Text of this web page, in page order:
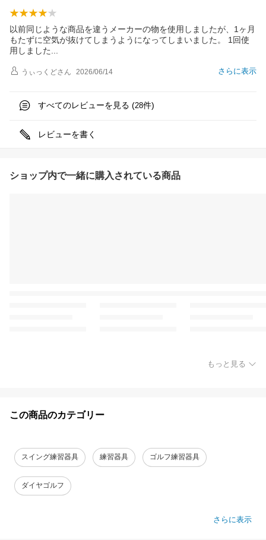
以前同じような商品を違うメーカーの物を使用しましたが、1ヶ月
もたずに空気が抜けてしまうようになってしまいました。 1回使
用しました
さらに表示
うぃっくどさん 2026/06/14
すべてのレビューを見る (28件)
レビューを書く
ショップ内で一緒に購入されている商品
もっと見る
この商品のカテゴリー
スイング練習器具 練習器具 ゴルフ練習器具
ダイヤゴルフ
さらに表示